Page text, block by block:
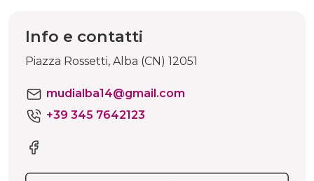
Info e contatti
Piazza Rossetti, Alba (CN) 12051
mudialba14@gmail.com
+39 345 7642123